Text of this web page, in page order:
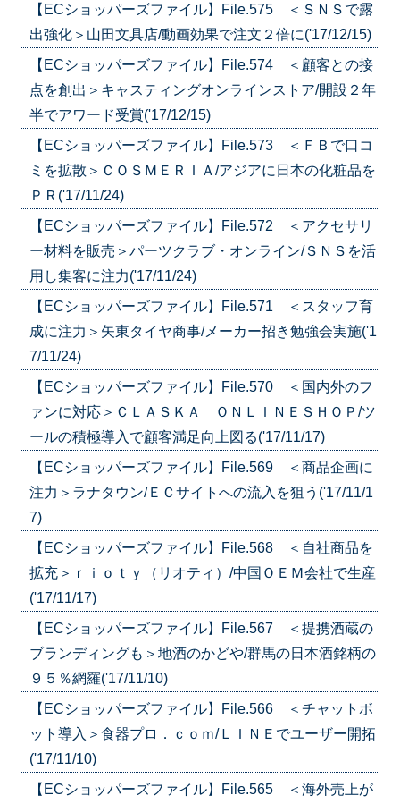
【ECショッパーズファイル】File.575 ＜ＳＮＳで露
出強化＞山田文具店/動画効果で注文２倍に('17/12/15)
【ECショッパーズファイル】File.574 ＜顧客との接
点を創出＞キャスティングオンラインストア/開設２年
半でアワード受賞('17/12/15)
【ECショッパーズファイル】File.573 ＜ＦＢで口コ
ミを拡散＞ＣＯＳＭＥＲＩＡ/アジアに日本の化粧品を
ＰＲ('17/11/24)
【ECショッパーズファイル】File.572 ＜アクセサリ
ー材料を販売＞パーツクラブ・オンライン/ＳＮＳを活
用し集客に注力('17/11/24)
【ECショッパーズファイル】File.571 ＜スタッフ育
成に注力＞矢東タイヤ商事/メーカー招き勉強会実施('1
7/11/24)
【ECショッパーズファイル】File.570 ＜国内外のフ
ァンに対応＞ＣＬＡＳＫＡ ＯＮＬＩＮＥＳＨＯＰ/ツ
ールの積極導入で顧客満足向上図る('17/11/17)
【ECショッパーズファイル】File.569 ＜商品企画に
注力＞ラナタウン/ＥＣサイトへの流入を狙う('17/11/1
7)
【ECショッパーズファイル】File.568 ＜自社商品を
拡充＞ｒｉｏｔｙ（リオティ）/中国ＯＥＭ会社で生産
('17/11/17)
【ECショッパーズファイル】File.567 ＜提携酒蔵の
ブランディングも＞地酒のかどや/群馬の日本酒銘柄の
９５％網羅('17/11/10)
【ECショッパーズファイル】File.566 ＜チャットボ
ット導入＞食器プロ．ｃｏｍ/ＬＩＮＥでユーザー開拓
('17/11/10)
【ECショッパーズファイル】File.565 ＜海外売上が